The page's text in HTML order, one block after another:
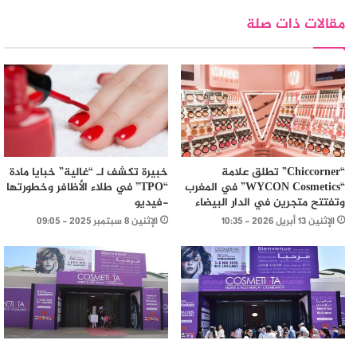
مقالات ذات صلة
“Chiccorner” تطلق علامة
“WYCON Cosmetics” في المغرب
وتفتتح متجرين في الدار البيضاء
الإثنين 13 أبريل 2026 - 10:35
خبيرة تكشف لـ “غالية” خبايا مادة
“TPO” في طلاء الأظافر وخطورتها
-فيديو
الإثنين 8 سبتمبر 2025 - 09:05